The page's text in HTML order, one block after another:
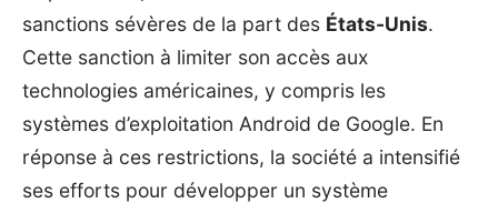
sanctions sévères de la part des États-Unis.
Cette sanction à limiter son accès aux
technologies américaines, y compris les
systèmes d’exploitation Android de Google. En
réponse à ces restrictions, la société a intensifié
ses efforts pour développer un système